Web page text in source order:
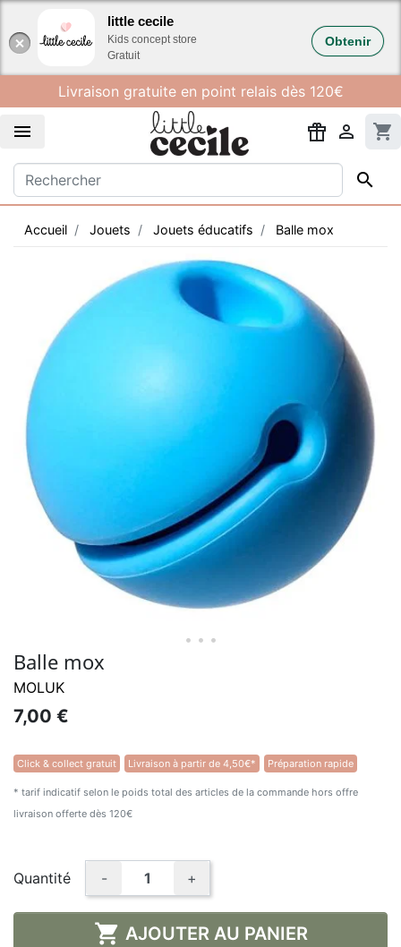
little cecile
Kids concept store
Gratuit
Obtenir
Livraison gratuite en point relais dès 120€
  shopping_cart

Accueil Jouets Jouets éducatifs Balle mox
• • •
Balle mox
MOLUK
7,00 €
Click & collect gratuit Livraison à partir de 4,50€* Préparation rapide
* tarif indicatif selon le poids total des articles de la commande hors offre
livraison offerte dès 120€
Quantité - +
 AJOUTER AU PANIER